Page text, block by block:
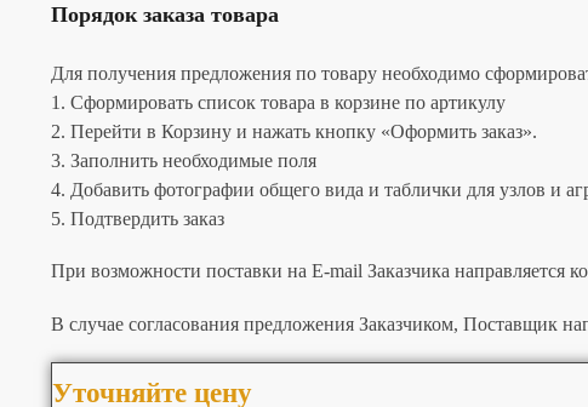
Порядок заказа товара
Для получения предложения по товару необходимо
1. Сформировать список товара в корзине по артикулу
2. Перейти в Корзину и нажать кнопку «Оформить заказ».
3. Заполнить необходимые поля
4. Добавить фотографии общего вида и таблички для узлов и
5. Подтвердить заказ
При возможности поставки на E-mail Заказчика направляется
В случае согласования предложения Заказчиком, Поставщик
Уточняйте цену